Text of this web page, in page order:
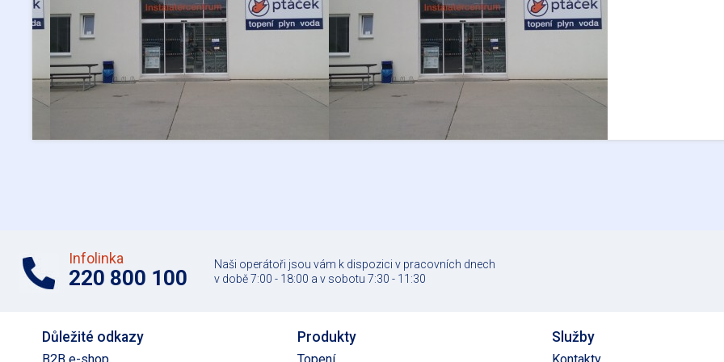
Infolinka
220 800 100
Naši operátoři jsou vám k dispozici v pracovních dnech
v době 7:00 - 18:00 a v sobotu 7:30 - 11:30
Důležité odkazy Produkty Služby